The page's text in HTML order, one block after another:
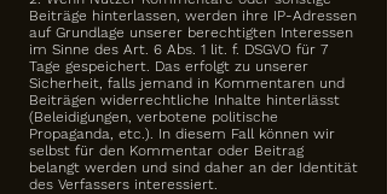
Beiträge hinterlassen, werden ihre IP-Adressen
auf Grundlage unserer berechtigten Interessen
im Sinne des Art. 6 Abs. 1 lit. f. DSGVO für 7
Tage gespeichert. Das erfolgt zu unserer
Sicherheit, falls jemand in Kommentaren und
Beiträgen widerrechtliche Inhalte hinterlässt
(Beleidigungen, verbotene politische
Propaganda, etc.). In diesem Fall können wir
selbst für den Kommentar oder Beitrag
belangt werden und sind daher an der Identität
des Verfassers interessiert.